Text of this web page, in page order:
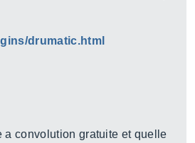
drumatic.html
a convolution gratuite et quelle